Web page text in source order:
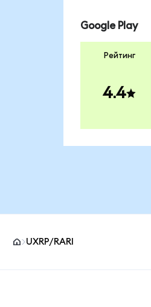
Google Play
Рейтинг
4.4
UXRP/RARI